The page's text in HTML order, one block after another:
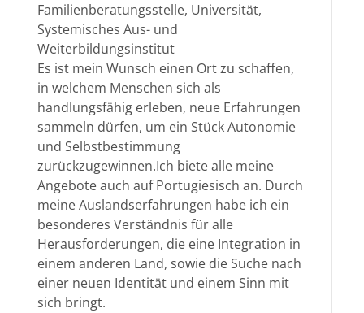
Familienberatungsstelle, Universität,
Systemisches Aus- und
Weiterbildungsinstitut
Es ist mein Wunsch einen Ort zu schaffen,
in welchem Menschen sich als
handlungsfähig erleben, neue Erfahrungen
sammeln dürfen, um ein Stück Autonomie
und Selbstbestimmung
zurückzugewinnen.Ich biete alle meine
Angebote auch auf Portugiesisch an. Durch
meine Auslandserfahrungen habe ich ein
besonderes Verständnis für alle
Herausforderungen, die eine Integration in
einem anderen Land, sowie die Suche nach
einer neuen Identität und einem Sinn mit
sich bringt.